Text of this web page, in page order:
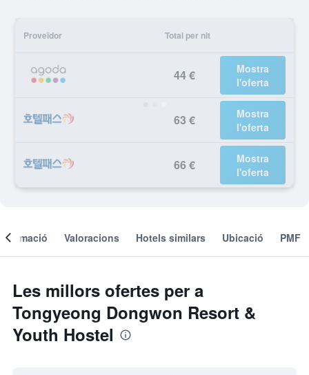
Proveïdor Total per nit
44 €
Mostra
l'oferta
63 €
Mostra
l'oferta
66 €
Mostra
l'oferta
Valoracions Hotels similars Ubicació PMF
Les millors ofertes per a
Tongyeong Dongwon Resort &
Youth Hostel